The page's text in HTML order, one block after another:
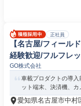
正社員
【名古屋/フィール
経験歓迎/フルフレ
GO株式会社
車載プロダクトの導
ット端末、決済機、カ
愛知県名古屋市中村